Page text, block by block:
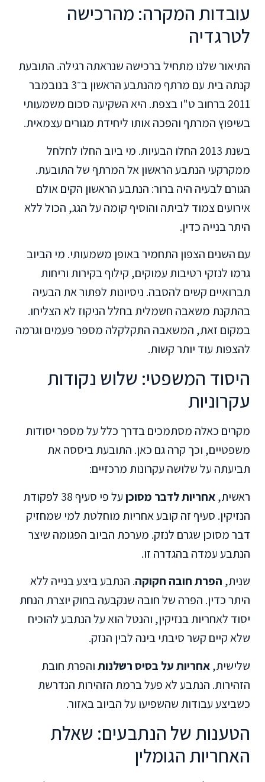
עובדות המקרה: מהרכישה
לטרגדיה
התיאור שלנו מתחיל ברכישה שנראתה רגילה. התובעת
קנתה בית עם מרתף מהנתבע הראשון ב־3 בנובמבר
2011 ברחוב ט"ו בצפת. היא השקיעה סכום משמעותי
בשיפוץ המרתף והפכה אותו ליחידת מגורים עצמאית.
בשנת 2013 החלו הבעיות. מי ביוב החלו לחלחל
ממקרקעי הנתבע הראשון אל המרתף של התובעת.
הגורם לבעיה היה ברור: הנתבע הראשון הקים אולם
אירועים צמוד לביתה והוסיף קומה על הגג, הכול ללא
היתר בנייה כדין.
עם השנים הצפון התחמיר באופן משמעותי. מי הביוב
גרמו לנזקי רטיבות עמוקים, קילוף בקירות וריחות
תברואיים קשים להסבה. ניסיונות לפתור את הבעיה
בהתקנת משאבה חשמלית בחלל הניקוז לא הצליחו.
במקום זאת, המשאבה התקלקלה מספר פעמים וגרמה
להצפות עוד יותר קשות.
היסוד המשפטי: שלוש נקודות
עקרוניות
מקרים כאלה מסתמכים בדרך כלל על מספר יסודות
משפטיים, וכך קרה גם כאן. התובעת ביססה את
תביעתה על שלושה עקרונות מרכזיים:
ראשית,אחריות לדבר מסוכן
על פי סעיף 38 לפקודת
הנזיקין. סעיף זה קובע אחריות מוחלטת למי שמחזיק
דבר מסוכן שגרם לנזק. מערכת הביוב הפגומה שיצר
הנתבע עמדה בהגדרה זו.
שנית, הפרת חובה חקוקה. הנתבע ביצע בנייה ללא
היתר כדין. הפרה של חובה שנקבעה בחוק יוצרת הנחת
יסוד לאחריות בנזיקין, והנטל הוא על הנתבע להוכיח
שלא קיים קשר סיבתי בינה לבין הנזק.
שלישית,אחריות על בסיס רשלנותוהפרת חובת
הזהירות. הנתבע לא פעל ברמת הזהירות הנדרשת
כשביצע עבודות שהשפיעו על הביוב באזור.
הטענות של הנתבעים: שאלת
האחריות הגומלין